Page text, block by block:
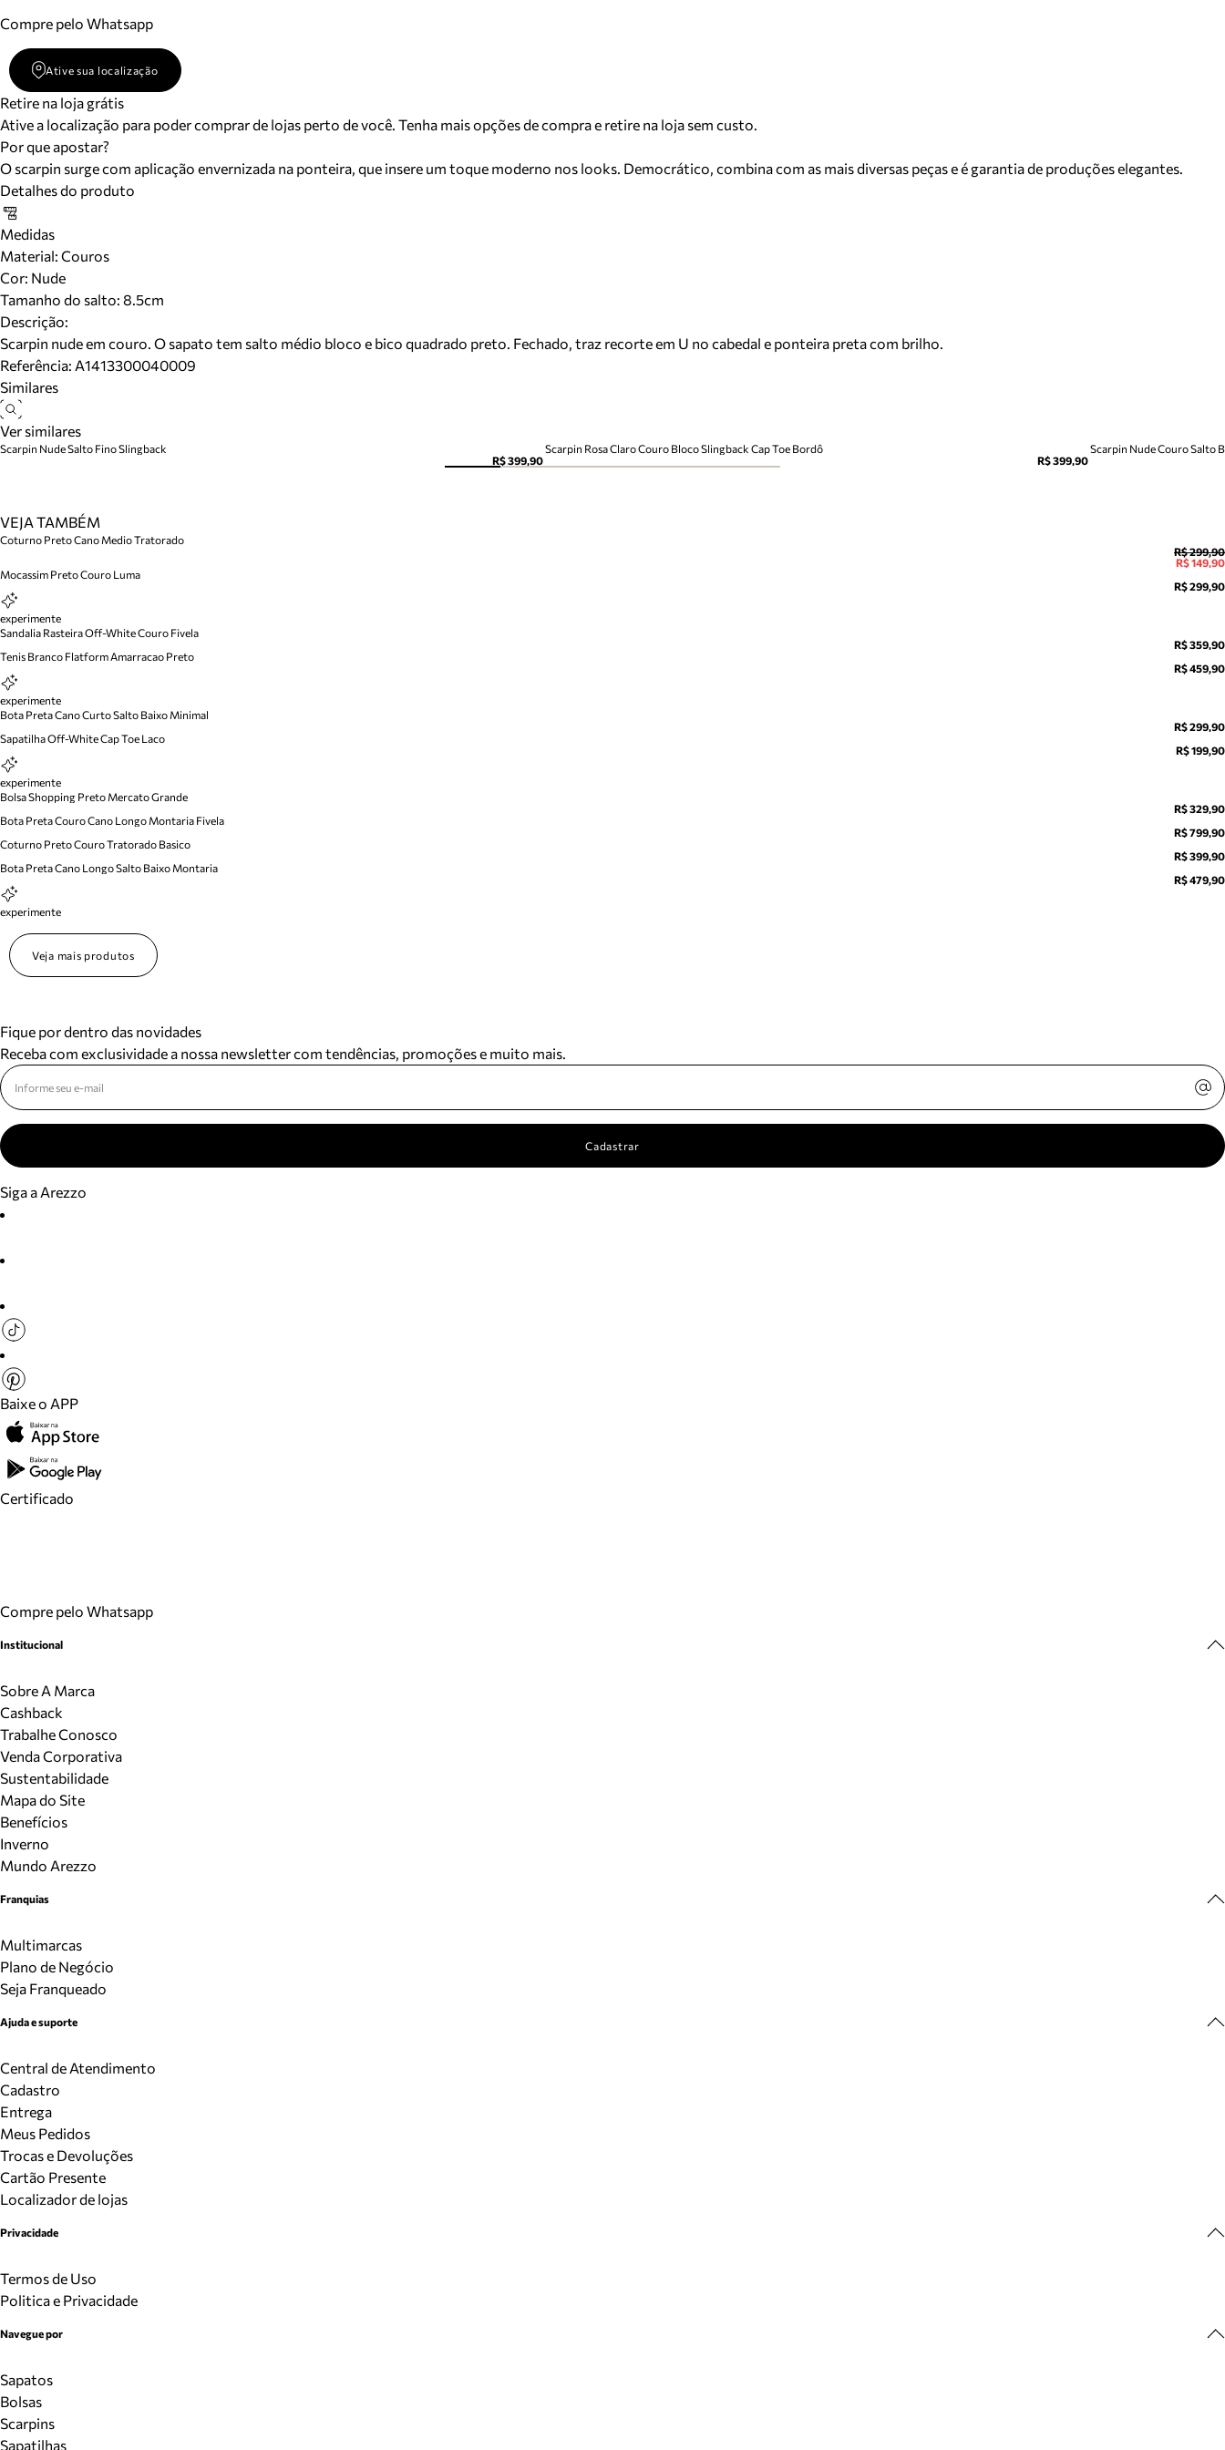
Compre pelo Whatsapp
Ative sua localização
Retire na loja grátis
Ative a localização para poder comprar de lojas perto de você. Tenha mais opções de compra e retire na loja sem custo.
Por que apostar?
O scarpin surge com aplicação envernizada na ponteira, que insere um toque moderno nos looks. Democrático, combina com as mais diversas peças e é garantia de produções elegantes.
Detalhes do produto
Medidas
Material: Couros
Cor: Nude
Tamanho do salto: 8.5cm
Descrição:
Scarpin nude em couro. O sapato tem salto médio bloco e bico quadrado preto. Fechado, traz recorte em U no cabedal e ponteira preta com brilho.
Referência: A1413300040009
Similares
Ver similares
Scarpin Nude Salto Fino Slingback
R$ 399,90
Scarpin Rosa Claro Couro Bloco Slingback Cap Toe Bordô
R$ 399,90
Scarpin Nude Couro Salto
VEJA TAMBÉM
Coturno Preto Cano Medio Tratorado
R$ 299,90
R$ 149,90
Mocassim Preto Couro Luma
R$ 299,90
experimente
Sandalia Rasteira Off-White Couro Fivela
R$ 359,90
Tenis Branco Flatform Amarracao Preto
R$ 459,90
experimente
Bota Preta Cano Curto Salto Baixo Minimal
R$ 299,90
Sapatilha Off-White Cap Toe Laco
R$ 199,90
experimente
Bolsa Shopping Preto Mercato Grande
R$ 329,90
Bota Preta Couro Cano Longo Montaria Fivela
R$ 799,90
Coturno Preto Couro Tratorado Basico
R$ 399,90
Bota Preta Cano Longo Salto Baixo Montaria
R$ 479,90
experimente
Veja mais produtos
Fique por dentro das novidades
Receba com exclusividade a nossa newsletter com tendências, promoções e muito mais.
Cadastrar
Siga a Arezzo
Baixe o APP
Certificado
Compre pelo Whatsapp
Institucional
Sobre A Marca
Cashback
Trabalhe Conosco
Venda Corporativa
Sustentabilidade
Mapa do Site
Benefícios
Inverno
Mundo Arezzo
Franquias
Multimarcas
Plano de Negócio
Seja Franqueado
Ajuda e suporte
Central de Atendimento
Cadastro
Entrega
Meus Pedidos
Trocas e Devoluções
Cartão Presente
Localizador de lojas
Privacidade
Termos de Uso
Politica e Privacidade
Navegue por
Sapatos
Bolsas
Scarpins
Sapatilhas